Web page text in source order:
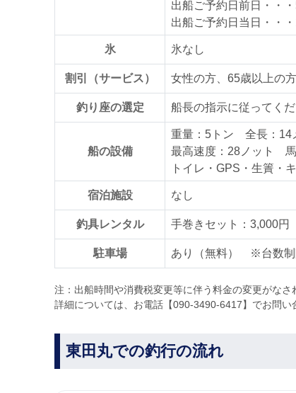
出船ご予約日前日・・
出船ご予約日当日・・
氷 氷なし
割引（サービス） 女性の方、65歳以上の
釣り座の選定 船長の指示に従ってく
船の設備
重量：5トン 全長：14
最高速度：28ノット
トイレ・GPS・生簀・
宿泊施設 なし
釣具レンタル 手巻きセット：3,000円
駐車場 あり（無料） ※台数制
注：出船時間や消費税変更等に伴う料金の変更がなさ
詳細については、お電話【090-3490-6417】でお問い
東田丸での釣行の流れ